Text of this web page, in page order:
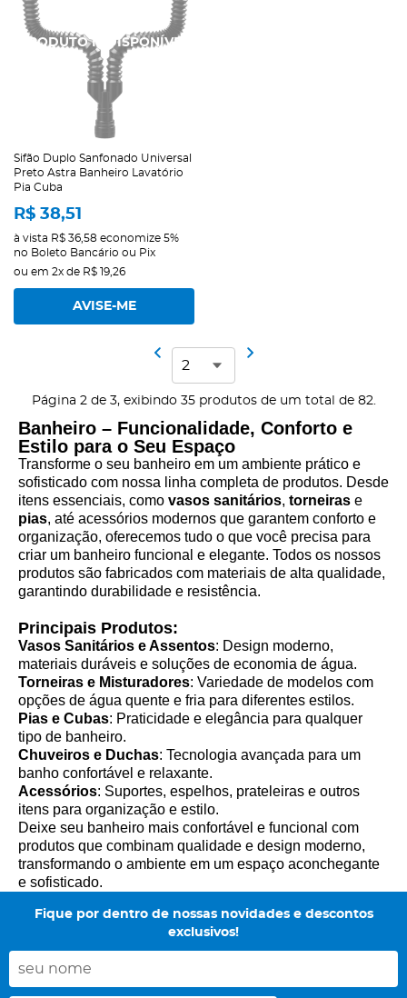
Sifão Duplo Sanfonado Universal
Preto Astra Banheiro Lavatório
Pia Cuba
R$ 38,51
à vista R$ 36,58 economize 5%
no Boleto Bancário ou Pix
ou em 2x de R$ 19,26
AVISE-ME
Página 2 de 3, exibindo 35 produtos de um total de 82.
Banheiro – Funcionalidade, Conforto e
Estilo para o Seu Espaço
Transforme o seu banheiro em um ambiente prático e
sofisticado com nossa linha completa de produtos. Desde
itens essenciais, como vasos sanitários, torneiras e
pias, até acessórios modernos que garantem conforto e
organização, oferecemos tudo o que você precisa para
criar um banheiro funcional e elegante. Todos os nossos
produtos são fabricados com materiais de alta qualidade,
garantindo durabilidade e resistência.
Principais Produtos:
Vasos Sanitários e Assentos: Design moderno,
materiais duráveis e soluções de economia de água.
Torneiras e Misturadores: Variedade de modelos com
opções de água quente e fria para diferentes estilos.
Pias e Cubas: Praticidade e elegância para qualquer
tipo de banheiro.
Chuveiros e Duchas: Tecnologia avançada para um
banho confortável e relaxante.
Acessórios: Suportes, espelhos, prateleiras e outros
itens para organização e estilo.
Deixe seu banheiro mais confortável e funcional com
produtos que combinam qualidade e design moderno,
transformando o ambiente em um espaço aconchegante
e sofisticado.
Fique por dentro de nossas novidades e descontos
exclusivos!